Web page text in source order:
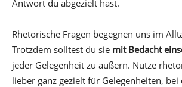
Antwort du abgezielt hast.
Rhetorische Fragen begegnen uns im
Trotzdem solltest du sie mit Bedacht
jeder Gelegenheit zu äußern. Nutze
lieber ganz gezielt für Gelegenheiten,